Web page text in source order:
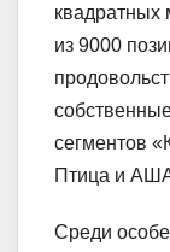
квадратных
из 9000
сегментов
Птица и
Среди